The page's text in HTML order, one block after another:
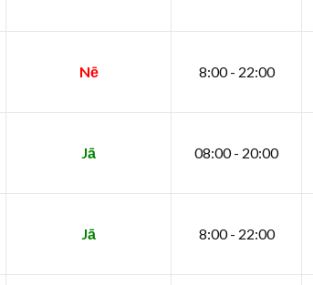
Nē 8:00 - 22:00
Jā 08:00 - 20:00
Jā 8:00 - 22:00